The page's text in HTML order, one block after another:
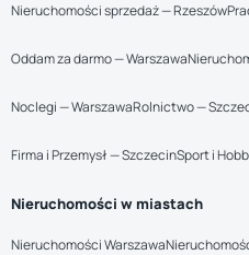
Nieruchomości sprzedaż — Rzeszów
Oddam za darmo — Warszawa
Noclegi — WarszawaRolnictwo —
Firma i Przemysł — SzczecinSport i
Nieruchomości w miastach
Nieruchomości Warszawa